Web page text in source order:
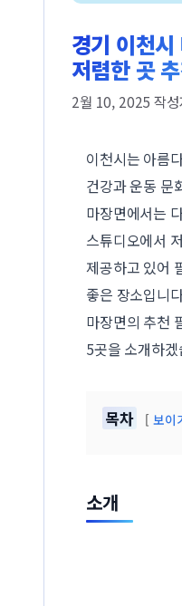
경기 이천
저렴한 곳
2월 10, 2025 작
이천시는 아름
건강과 운동 문
마장면에서는
스튜디오에서
제공하고 있어
좋은 장소입니
마장면의 추천
5곳을 소개하
목차 보이
소개